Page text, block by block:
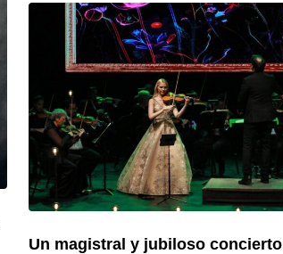
Un magistral y jubiloso concierto